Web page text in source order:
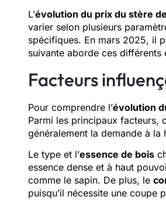
L’évolution du prix du stère
varier selon plusieurs
spécifiques. En mars 2025, il
suivante aborde ces
Facteurs
Pour comprendre l’évolution
Parmi les principaux facteurs,
généralement la demande à
Le type et l’essence de bois
essence dense et à haut
comme le sapin. De plus, le
puisqu’il nécessite une coupe